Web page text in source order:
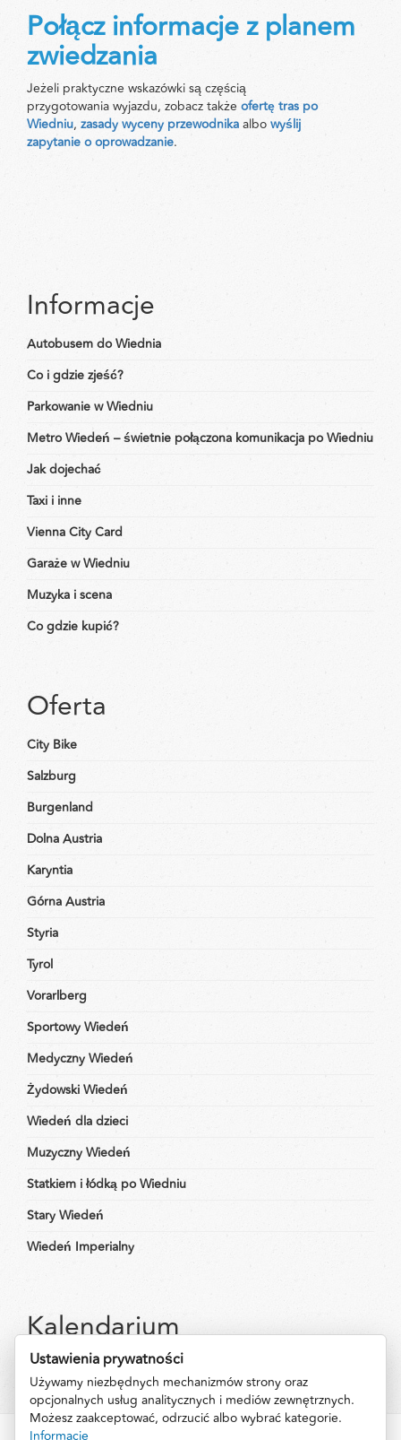
Połącz informacje z planem
zwiedzania
Jeżeli praktyczne wskazówki są częścią
przygotowania wyjazdu, zobacz także ofertę tras po
Wiedniu, zasady wyceny przewodnikaalbowyślij
zapytanie o oprowadzanie.
Informacje
Autobusem do Wiednia
Co i gdzie zjeść?
Parkowanie w Wiedniu
Metro Wiedeń – świetnie połączona komunikacja po Wiedniu
Jak dojechać
Taxi i inne
Vienna City Card
Garaże w Wiedniu
Muzyka i scena
Co gdzie kupić?
Oferta
City Bike
Salzburg
Burgenland
Dolna Austria
Karyntia
Górna Austria
Styria
Tyrol
Vorarlberg
Sportowy Wiedeń
Medyczny Wiedeń
Żydowski Wiedeń
Wiedeń dla dzieci
Muzyczny Wiedeń
Statkiem i łódką po Wiedniu
Stary Wiedeń
Wiedeń Imperialny
Kalendarium
Ustawienia prywatności
Używamy niezbędnych mechanizmów strony oraz
opcjonalnych usług analitycznych i mediów zewnętrznych.
Możesz zaakceptować, odrzucić albo wybrać kategorie.
Informacje